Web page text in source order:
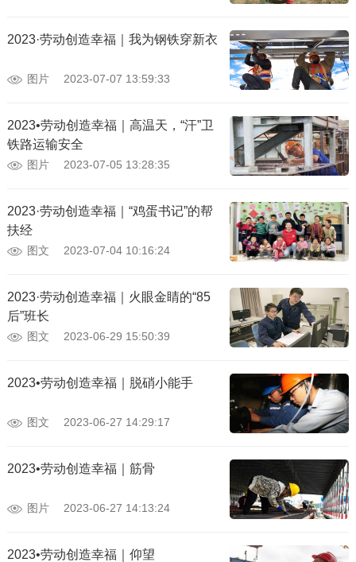
2023·劳动创造幸福｜我为钢铁穿新衣
图片 2023-07-07 13:59:33
2023•劳动创造幸福｜高温天，“汗”卫
铁路运输安全
图片 2023-07-05 13:28:35
2023·劳动创造幸福｜“鸡蛋书记”的帮
扶经
图文 2023-07-04 10:16:24
2023·劳动创造幸福｜火眼金睛的“85
后”班长
图文 2023-06-29 15:50:39
2023•劳动创造幸福｜脱硝小能手
图文 2023-06-27 14:29:17
2023•劳动创造幸福｜筋骨
图片 2023-06-27 14:13:24
2023•劳动创造幸福｜仰望